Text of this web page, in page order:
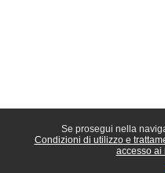
Se prosegui nella
Condizioni di utilizzo e
accesso ai